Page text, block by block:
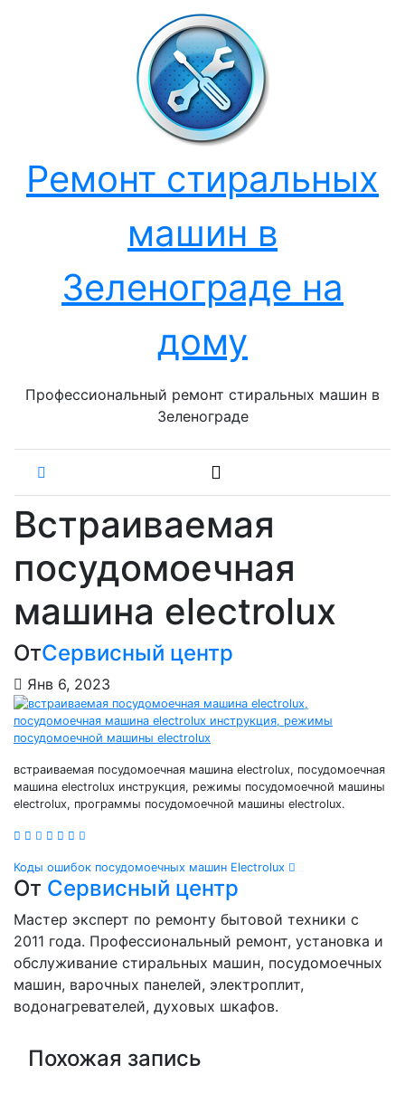
Ремонт стиральных
машин в
Зеленограде на
дому
Профессиональный ремонт стиральных машин в
Зеленограде
Встраиваемая
посудомоечная
машина electrolux
ОтСервисный центр
Янв 6, 2023
встраиваемая посудомоечная машина electrolux, посудомоечная
машина electrolux инструкция, режимы посудомоечной машины
electrolux, программы посудомоечной машины electrolux.
Навигация
по
записям
Коды ошибок посудомоечных машин Electrolux
От Сервисный центр
Мастер эксперт по ремонту бытовой техники с
2011 года. Профессиональный ремонт, установка и
обслуживание стиральных машин, посудомоечных
машин, варочных панелей, электроплит,
водонагревателей, духовых шкафов.
Похожая запись